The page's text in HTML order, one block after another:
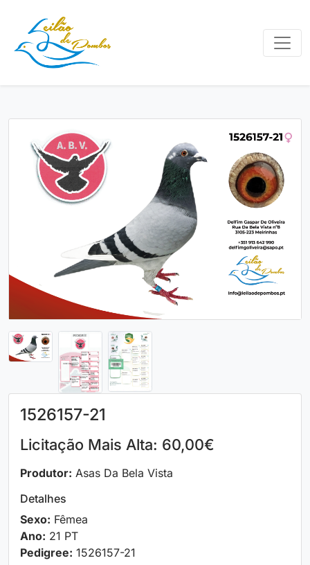
1526157-21
Licitação Mais Alta: 60,00€
Produtor: Asas Da Bela Vista
Detalhes
Sexo: Fêmea
Ano: 21 PT
Pedigree: 1526157-21